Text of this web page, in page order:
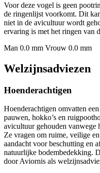
Voor deze vogel is geen
de ringenlijst voorkomt. Dit
niet in de avicultuur wordt
ervaring is met het ringen van
Man 0.0 mm Vrouw 0.0 mm
Welzijnsadviezen
Hoenderachtigen
Hoenderachtigen omvatten
pauwen, hokko’s en
avicultuur gehouden vanwege
Ze vragen om ruime, veilige
aandacht voor beschutting en
natuurlijke bodembedekking.
door Aviornis als